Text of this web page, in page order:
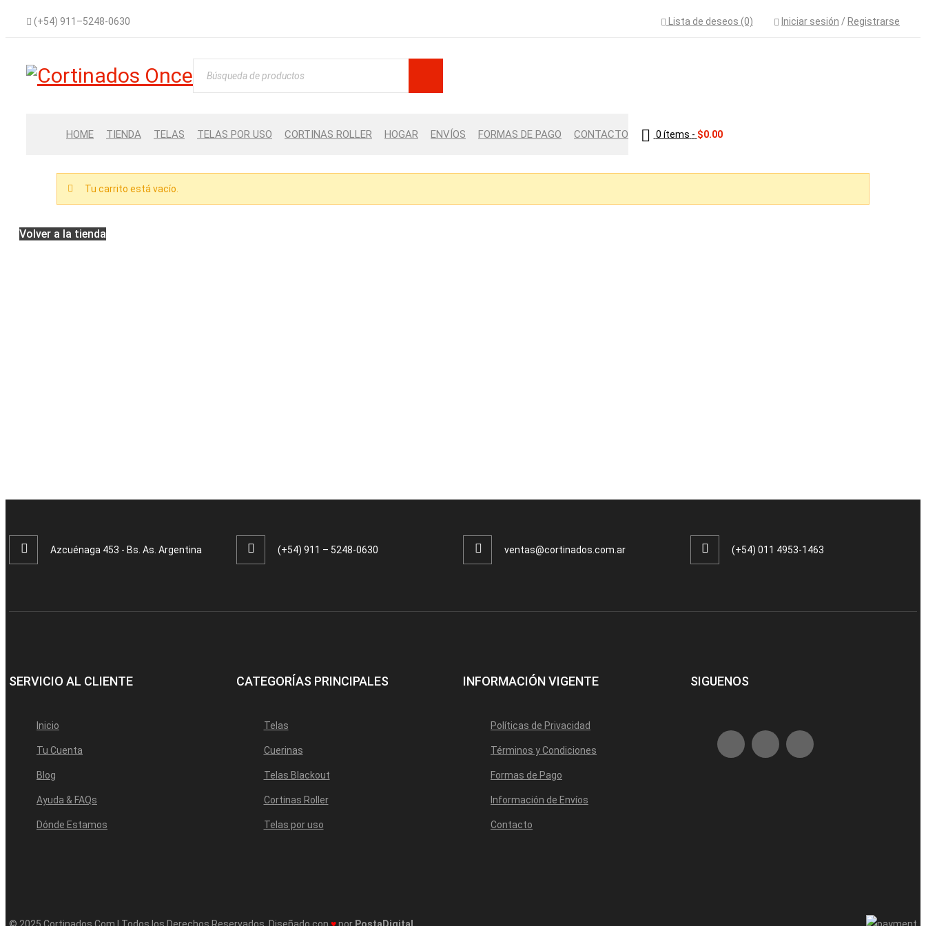
(+54) 911–5248-0630 Iniciar sesión / Registrarse
Lista de deseos (0)
HOME TIENDA TELAS TELAS POR USO CORTINAS ROLLER HOGAR ENVÍOS FORMAS DE PAGO CONTACTO 0 ítems - $0.00
Tu carrito está vacío.
Volver a la tienda
Azcuénaga 453 - Bs. As. Argentina (+54) 911 – 5248-0630 ventas@cortinados.com.ar (+54) 011 4953-1463
SERVICIO AL CLIENTE
Inicio
Tu Cuenta
Blog
Ayuda & FAQs
Dónde Estamos
CATEGORÍAS PRINCIPALES
Telas
Cuerinas
Telas Blackout
Cortinas Roller
Telas por uso
INFORMACIÓN VIGENTE
Políticas de Privacidad
Términos y Condiciones
Formas de Pago
Información de Envíos
Contacto
SIGUENOS